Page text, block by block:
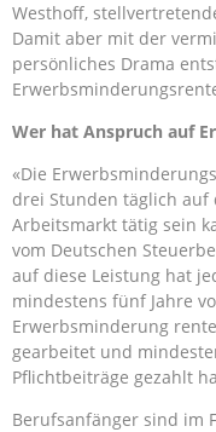
Westhoff,
Damit aber mit der
persönliches Drama
Wer hat Anspruch auf
«Die
drei Stunden täglich auf
Arbeitsmarkt tätig sein
vom Deutschen
auf diese Leistung hat
mindestens fünf Jahre
Erwerbsminderung
gearbeitet und
Pflichtbeiträge gezahlt
Berufsanfänger sind im